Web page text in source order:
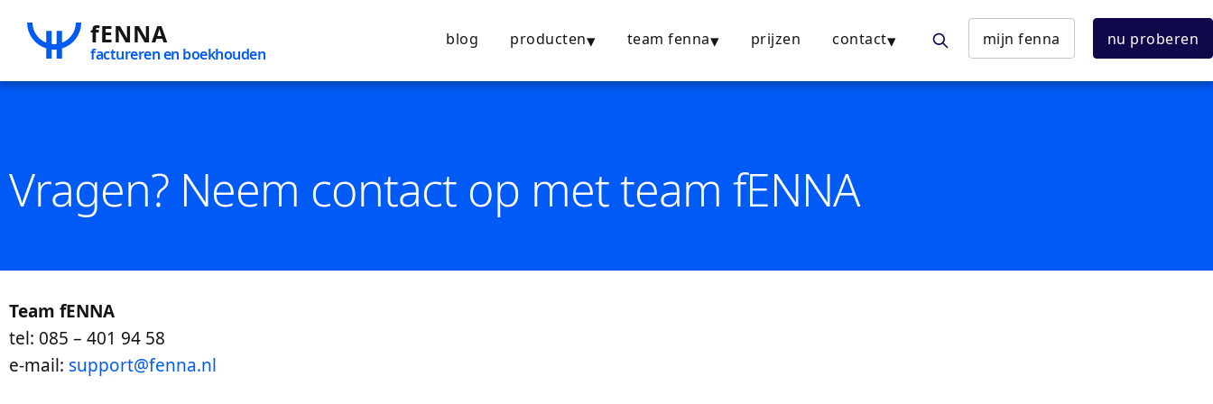
fENNA
factureren en boekhouden
blog producten team fenna prijzen contact mijn fenna nu proberen
Vragen? Neem contact op met team fENNA
Team fENNA
tel: 085 – 401 94 58
e-mail: support@fenna.nl